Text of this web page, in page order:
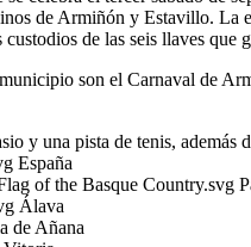
de Armiñón y Estavillo. La
de las seis llaves que
son el Carnaval de
y una pista de tenis, además
España
the Basque Country.svg
Álava
Añana